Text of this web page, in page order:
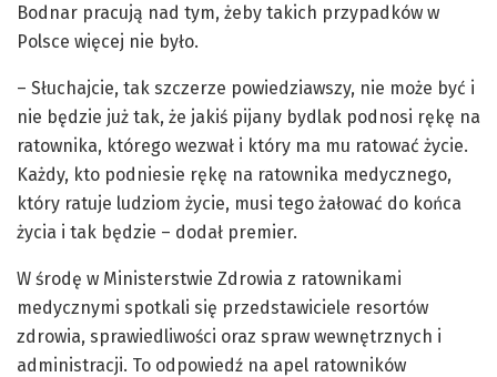
Bodnar pracują nad tym, żeby takich przypadków w
Polsce więcej nie było.
– Słuchajcie, tak szczerze powiedziawszy, nie może być i
nie będzie już tak, że jakiś pijany bydlak podnosi rękę na
ratownika, którego wezwał i który ma mu ratować życie.
Każdy, kto podniesie rękę na ratownika medycznego,
który ratuje ludziom życie, musi tego żałować do końca
życia i tak będzie – dodał premier.
W środę w Ministerstwie Zdrowia z ratownikami
medycznymi spotkali się przedstawiciele resortów
zdrowia, sprawiedliwości oraz spraw wewnętrznych i
administracji. To odpowiedź na apel ratowników